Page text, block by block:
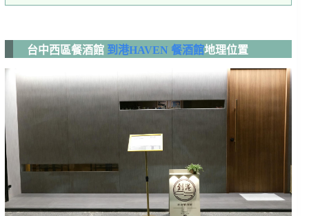
台中西區餐酒館 到港HAVEN 餐酒館地理位置